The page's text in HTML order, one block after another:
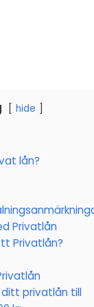
hide
lån?
Privatlån
Privatlån?
privatlån till